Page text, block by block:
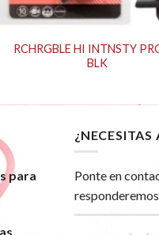
RCHRGBLE HI INTNSTY
BLK
para
¿NECESITAS
Ponte en